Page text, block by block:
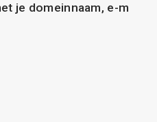
je domeinnaam, e-m